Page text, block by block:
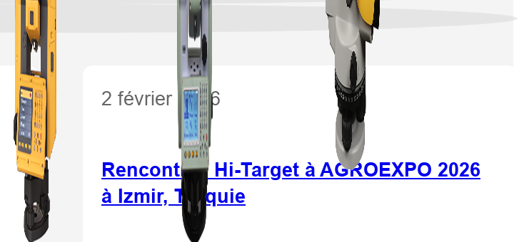
2 février 2026
Rencontrez Hi-Target à AGROEXPO 2026
à Izmir, Turquie